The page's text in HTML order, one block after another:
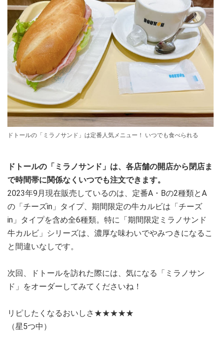
ドトールの「ミラノサンド」は定番人気メニュー！ いつでも食べられる
ドトールの「ミラノサンド」は、各店舗の開店から閉店ま
で時間帯に関係なくいつでも注文できます。
2023年9月現在販売しているのは、定番A・Bの2種類とA
の「チーズin」タイプ、期間限定の牛カルビは「チーズ
in」タイプを含め全6種類。特に「期間限定ミラノサンド
牛カルビ」シリーズは、濃厚な味わいでやみつきになるこ
と間違いなしです。
次回、ドトールを訪れた際には、気になる「ミラノサン
ド」をオーダーしてみてくださいね！
リピしたくなるおいしさ★★★★★
（星5つ中）